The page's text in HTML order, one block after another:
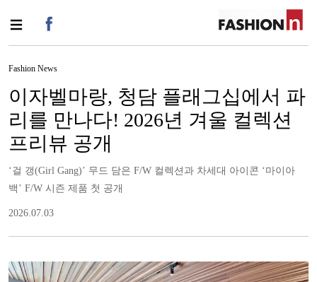
Fashion News
이자벨마랑, 청담 플래그십에서 파
리를 만나다! 2026년 겨울 컬렉션
프리뷰 공개
‘걸 갱(Girl Gang)’ 무드 담은 F/W 컬렉션과 차세대 아이콘 ‘마이아
백’ F/W 시즌 제품 첫 공개
2026.07.03